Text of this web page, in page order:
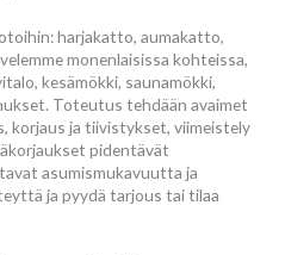
harjakatto, aumakatto,
monenlaisissa kohteissa,
kesämökki, saunamökki,
Toteutus tehdään avaimet
korjaus ja tiivistykset, viimeistely
pidentävät
asumismukavuutta ja
ja pyydä tarjous tai tilaa